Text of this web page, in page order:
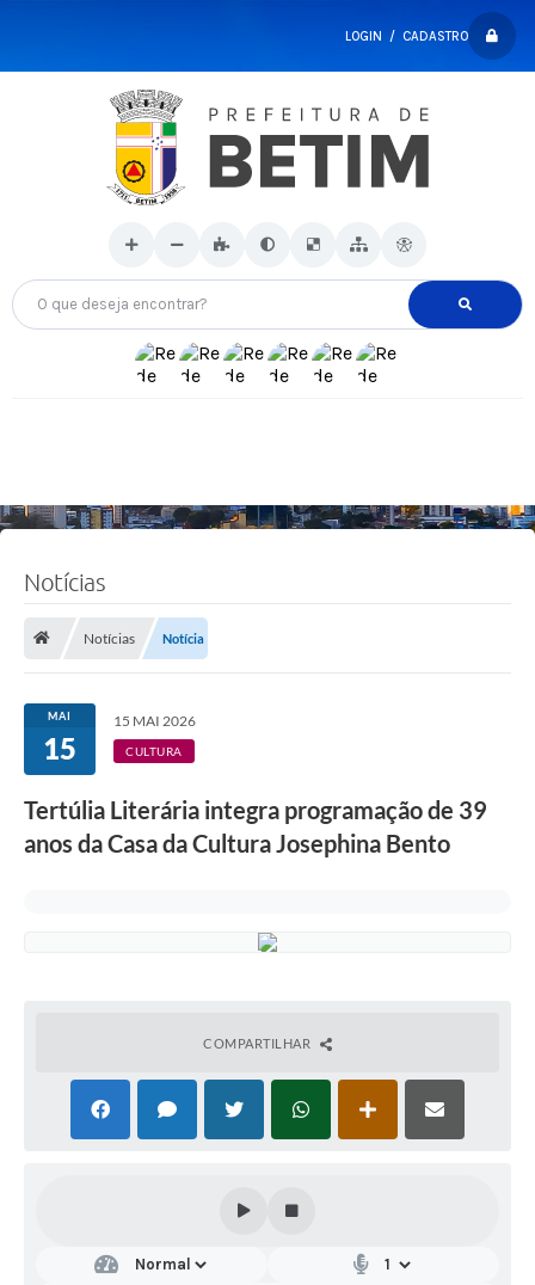
LOGIN / CADASTRO
O que deseja encontrar?
Notícias
Notícias Notícia
MAI
15
15 MAI 2026
CULTURA
Tertúlia Literária integra programação de 39
anos da Casa da Cultura Josephina Bento
COMPARTILHAR